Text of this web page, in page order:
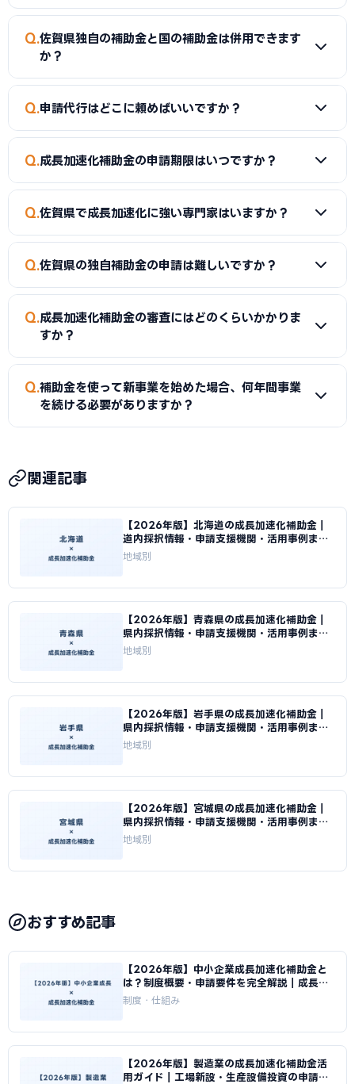
Q 佐賀県独自の補助金と国の補助金は併用できます
か？
A
同一経費への重複申請はできませんが、対象経費を「建物
ように分けることで、異なる経費項目について両方を活用で
きるケースがあります。経費按分の計画は事前に専門家へ確認
Q 申請代行はどこに頼めばいいですか？
A
当サイトでは佐賀県に対応した社労士・行政書士・中小企
が豊富な専門家がサポートします。
Q 成長加速化補助金の申請期限はいつですか？
A
成長加速化補助金は年複数回の公募があります。ものづく
異なります。佐賀県独自の補助金は予算がなくなり次第終了す
るものもあるため、早めの申請がおすすめです。
Q 佐賀県で成長加速化に強い専門家はいますか？
A
はい。当サイトでは佐賀県内で成長加速化補助金の申請実
制度に詳しい専門家が対応します。
Q 佐賀県の独自補助金の申請は難しいですか？
A
佐賀県独自の補助金は、国の補助金と比較して申請書類が
シンプルな場合が多く、初めて補助金を申請する事業者にも
を行うことをおすすめします。
Q 成長加速化補助金の審査にはどのくらいかかりま
すか？
A
成長加速化補助金は約2〜3か月、ものづくり補助金は約
2〜3か月、小規模事業者持続化補助金は約1〜2か月が目安で
Q 補助金を使って新事業を始めた場合、何年間事業
を続ける必要がありますか？
助事業で取得した設備等を事業に使用し続ける義務がありま
す。期間内に廃棄・売却した場合は補助金の返還が求められ
ることがあります。
関連記事
【2026年版】北海道の成長加速化補助金｜
道内採択情報・申請支援機関・活用事例まと
め｜成長加速化補助金ナビ
地域別
【2026年版】青森県の成長加速化補助金｜
県内採択情報・申請支援機関・活用事例まと
め｜成長加速化補助金ナビ
地域別
【2026年版】岩手県の成長加速化補助金｜
県内採択情報・申請支援機関・活用事例まと
め｜成長加速化補助金ナビ
地域別
【2026年版】宮城県の成長加速化補助金｜
県内採択情報・申請支援機関・活用事例まと
め｜成長加速化補助金ナビ
地域別
おすすめ記事
【2026年版】中小企業成長加速化補助金と
は？制度概要・申請要件を完全解説｜成長加
速化補助金ナビ
制度・仕組み
【2026年版】製造業の成長加速化補助金活
用ガイド｜工場新設・生産設備投資の申請戦